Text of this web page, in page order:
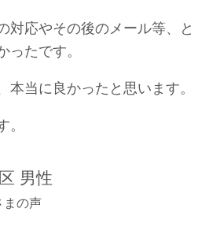
対応やその後のメール等、と
ったです。
本当に良かったと思います。
男性
まの声